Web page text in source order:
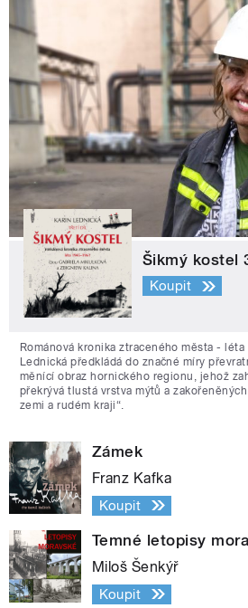
Šikmý kostel
Koupit
Románová kronika ztraceného města -
Lednická předkládá do značné míry
měnící obraz hornického regionu, jehož
překrývá tlustá vrstva mýtů a
zemi a rudém kraji“.
Zámek
Franz Kafka
Koupit
Temné letopisy
Miloš Šenkýř
Koupit